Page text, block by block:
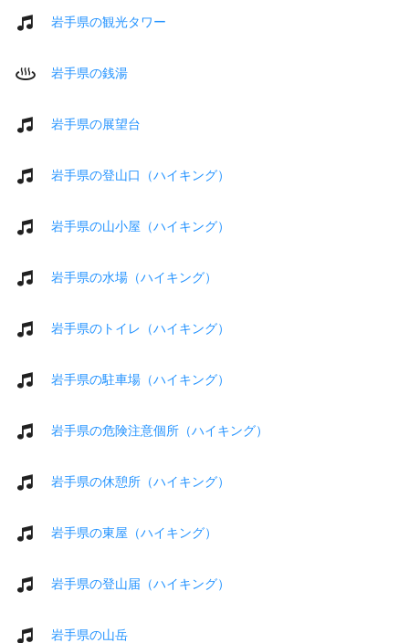
岩手県の観光タワー
岩手県の銭湯
岩手県の展望台
岩手県の登山口（ハイキング）
岩手県の山小屋（ハイキング）
岩手県の水場（ハイキング）
岩手県のトイレ（ハイキング）
岩手県の駐車場（ハイキング）
岩手県の危険注意個所（ハイキング）
岩手県の休憩所（ハイキング）
岩手県の東屋（ハイキング）
岩手県の登山届（ハイキング）
岩手県の山岳